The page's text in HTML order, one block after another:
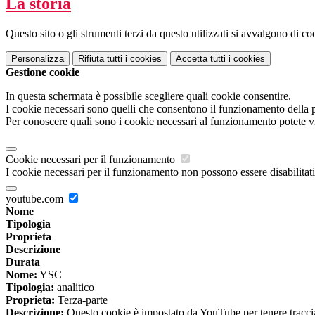
Questo sito o gli strumenti terzi da questo utilizzati si avvalgono di
Personalizza Rifiuta tutti i cookies Accetta tutti i cookies
Gestione cookie
In questa schermata è possibile scegliere quali cookie consentire.
I cookie necessari sono quelli che consentono il funzionamento
Per conoscere quali sono i cookie necessari al funzionamento potete
Cookie necessari per il funzionamento
I cookie necessari per il funzionamento non possono essere
youtube.com
Nome
Tipologia
Proprieta
Descrizione
Durata
Nome: YSC
Tipologia: analitico
Proprieta: Terza-parte
Descrizione: Questo cookie è impostato da YouTube per tenere